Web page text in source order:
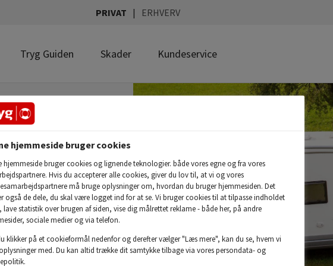
PRIVAT ERHVERV
Tryg Guiden Skader Kundeservice
den
at skade
stjålet eller får
hjemmeside bruger cookies
hjemmeside bruger cookies og lignende teknologier. både vores egne og fra vores
Hvis du accepterer alle cookies, giver du lov til, at vi og vores
må bruge oplysninger om, hvordan du bruger hjemmesiden. Det
også de dele, du skal være logget ind for at se. Vi bruger cookies til at tilpasse indholdet
lave statistik over brugen af siden, vise dig målrettet reklame - både her, på andre
sociale medier og via telefon.
klikker på et cookieformål nedenfor og derefter vælger "Læs mere", kan du se, hvem vi
med. Du kan altid trække dit samtykke tilbage via vores persondata- og